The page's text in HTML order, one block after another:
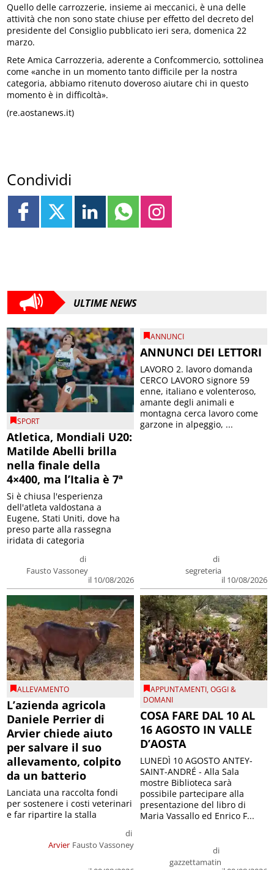
Quello delle carrozzerie, insieme ai meccanici, è una delle
attività che non sono state chiuse per effetto del decreto del
presidente del Consiglio pubblicato ieri sera, domenica 22
marzo.
Rete Amica Carrozzeria, aderente a Confcommercio, sottolinea
come «anche in un momento tanto difficile per la nostra
categoria, abbiamo ritenuto doveroso aiutare chi in questo
momento è in difficoltà».
(re.aostanews.it)
Condividi
ULTIME NEWS
SPORT
Atletica, Mondiali U20:
Matilde Abelli brilla
nella finale della
4×400, ma l’Italia è 7ª
di
Fausto Vassoney
il 10/08/2026
Si è chiusa l'esperienza
dell'atleta valdostana a
Eugene, Stati Uniti, dove ha
preso parte alla rassegna
iridata di categoria
ANNUNCI
ANNUNCI DEI LETTORI
di
segreteria
il 10/08/2026
LAVORO 2. lavoro domanda
CERCO LAVORO signore 59
enne, italiano e volenteroso,
amante degli animali e
montagna cerca lavoro come
garzone in alpeggio, ...
ALLEVAMENTO
L’azienda agricola
Daniele Perrier di
Arvier chiede aiuto
per salvare il suo
allevamento, colpito
da un batterio
Arvier
di
Fausto Vassoney
Lanciata una raccolta fondi
per sostenere i costi veterinari
e far ripartire la stalla
APPUNTAMENTI,OGGI &
DOMANI
COSA FARE DAL 10 AL
16 AGOSTO IN VALLE
D’AOSTA
di
gazzettamatin
LUNEDÌ 10 AGOSTO ANTEY-
SAINT-ANDRÉ - Alla Sala
mostre Biblioteca sarà
possibile partecipare alla
presentazione del libro di
Maria Vassallo ed Enrico F...